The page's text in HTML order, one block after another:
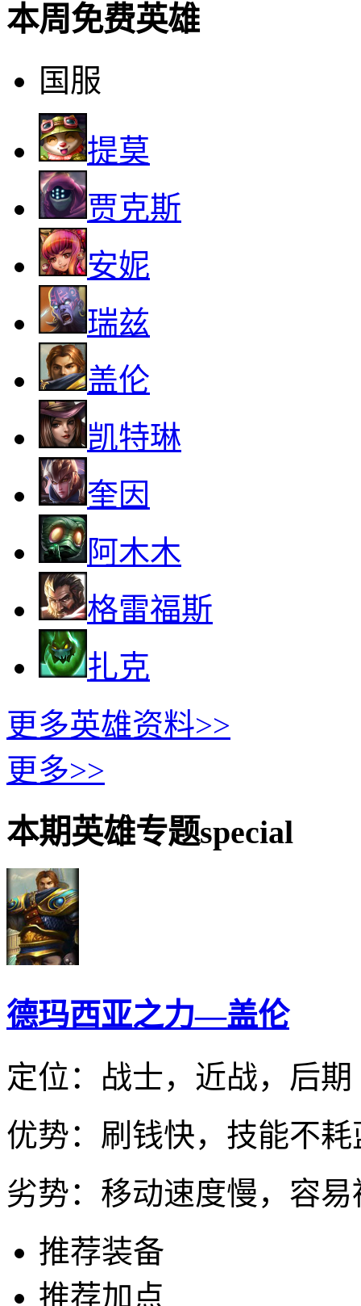
本周免费英雄
国服
提莫
贾克斯
安妮
瑞兹
盖伦
凯特琳
奎因
阿木木
格雷福斯
扎克
更多英雄资料>>
更多>>
本期英雄专题special
德玛西亚之力—盖伦
定位： 战士，近战，后期
优势： 刷钱快，技能不
劣势： 移动速度慢，容
推荐装备
推荐加点